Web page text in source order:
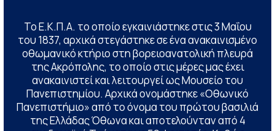
Το Ε.Κ.Π.Α. το οποίο εγκαινιάστηκε στις 3 Μαΐου
του 1837, αρχικά στεγάστηκε σε ένα ανακαινισμένο
οθωμανικό κτήριο στη βορειοανατολική πλευρά
της Ακρόπολης, το οποίο στις μέρες μας έχει
ανακαινιστεί και λειτουργεί ως Μουσείο του
Πανεπιστημίου. Αρχικά ονομάστηκε «Οθωνικό
Πανεπιστήμιο» από το όνομα του πρώτου βασιλιά
της Ελλάδας Όθωνα και αποτελούνταν από 4